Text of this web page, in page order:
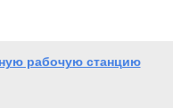
рабочую станцию